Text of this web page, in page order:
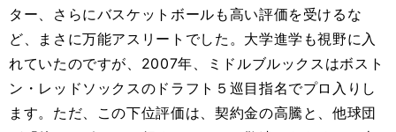
ター、さらにバスケットボールも高い評価を受けるな
ど、まさに万能アスリートでした。大学進学も視野に入
れていたのですが、2007年、ミドルブルックスはボスト
ン・レッドソックスのドラフト５巡目指名でプロ入りし
ます。ただ、この下位評価は、契約金の高騰と、他球団